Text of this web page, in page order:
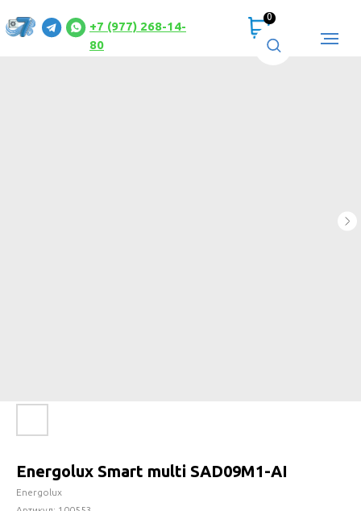
+7 (977) 268-14-
80
0
Energolux Smart multi SAD09M1-AI
Energolux